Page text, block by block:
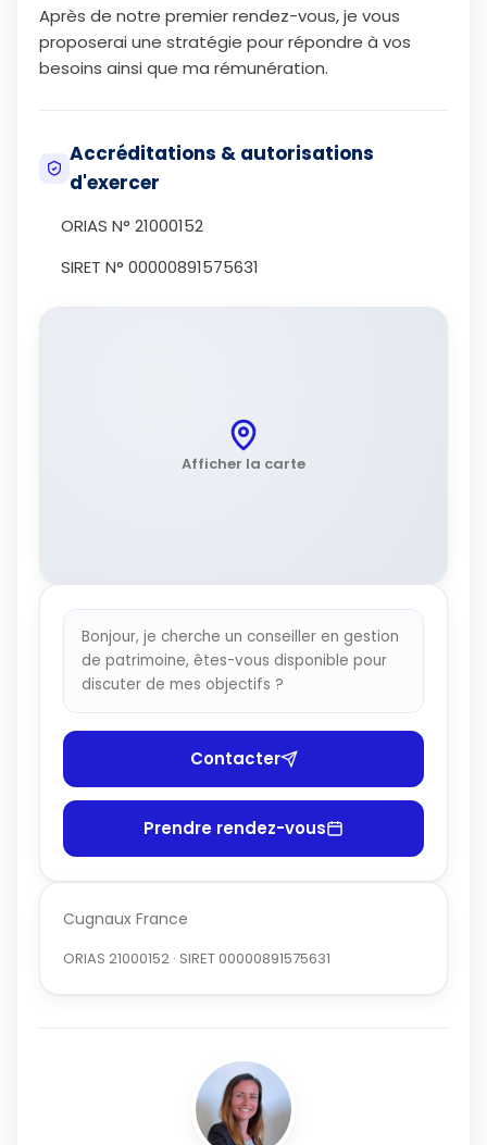
Après de notre premier rendez-vous, je vous
proposerai une stratégie pour répondre à vos
besoins ainsi que ma rémunération.
Accréditations & autorisations
d'exercer
ORIAS N° 21000152
SIRET N° 00000891575631
Afficher la carte
Bonjour, je cherche un conseiller en gestion
de patrimoine, êtes-vous disponible pour
discuter de mes objectifs ?
Contacter
Prendre rendez-vous
Cugnaux France
ORIAS 21000152 · SIRET 00000891575631